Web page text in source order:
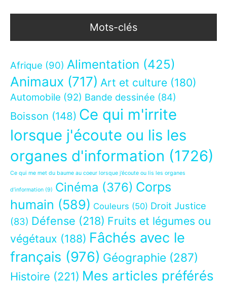
Mots-clés
Afrique (90) Alimentation (425)
Animaux (717) Art et culture (180)
Automobile (92) Bande dessinée (84)
Boisson (148) Ce qui m'irrite
lorsque j'écoute ou lis les
organes d'information (1726)
Ce qui me met du baume au coeur lorsque j’écoute ou lis les organes
d’information (9) Cinéma (376) Corps
humain (589) Couleurs (50) Droit Justice
(83) Défense (218) Fruits et légumes ou
végétaux (188) Fâchés avec le
français (976) Géographie (287)
Histoire (221) Mes articles préférés